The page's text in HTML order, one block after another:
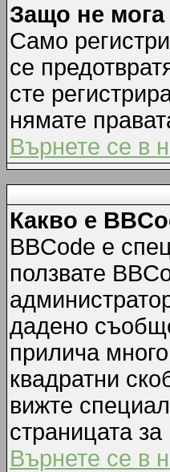
Защо не мога
Само
се
сте
нямате
Върнете се в
Какво е
BBCode е
ползвате
дадено
прилича
квадратни
вижте
страницата
Върнете се в